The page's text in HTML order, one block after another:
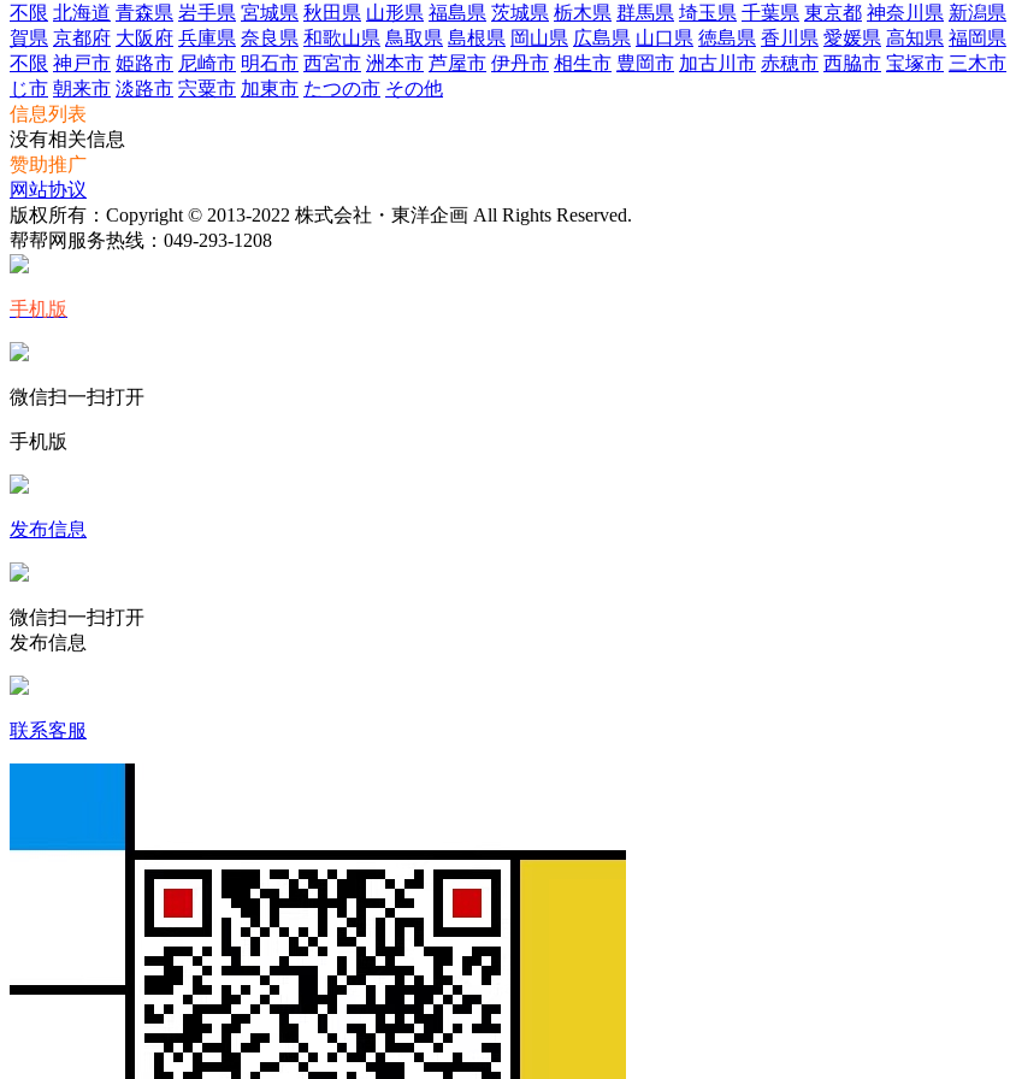
不限 北海道 青森県 岩手県 宮城県 秋田県 山形県 福島県 茨城県 栃木県 群馬県 埼玉県 千葉県 東京都 神奈川県 新潟県
賀県 京都府 大阪府 兵庫県 奈良県 和歌山県 鳥取県 島根県 岡山県 広島県 山口県 徳島県 香川県 愛媛県 高知県 福岡県
不限 神戸市 姫路市 尼崎市 明石市 西宮市 洲本市 芦屋市 伊丹市 相生市 豊岡市 加古川市 赤穂市 西脇市 宝塚市 三木市
じ市 朝来市 淡路市 宍粟市 加東市 たつの市 その他
信息列表
没有相关信息
赞助推广
网站协议
版权所有：Copyright © 2013-2022 株式会社・東洋企画 All Rights Reserved.
帮帮网服务热线： 049-293-1208
手机版
微信扫一扫打开
手机版
发布信息
微信扫一扫打开
发布信息
联系客服